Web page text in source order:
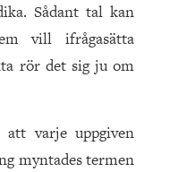
Sådant tal kan
vill ifrågasätta
rör det sig ju om
varje uppgiven
myntades termen